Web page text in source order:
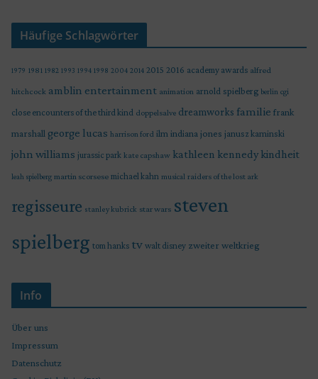
Häufige Schlagwörter
1979 1981 1982 1993 1994 1998 2004 2014 2015 2016 academy awards alfred
hitchcock amblin entertainment animation arnold spielberg berlin cgi
close encounters of the third kind doppelsalve dreamworks familie frank
marshall george lucas harrison ford ilm indiana jones janusz kaminski
john williams jurassic park kate capshaw kathleen kennedy kindheit
leah spielberg martin scorsese michael kahn musical raiders of the lost ark
regisseure stanley kubrick star wars steven
spielberg tom hanks tv walt disney zweiter weltkrieg
Info
Über uns
Impressum
Datenschutz